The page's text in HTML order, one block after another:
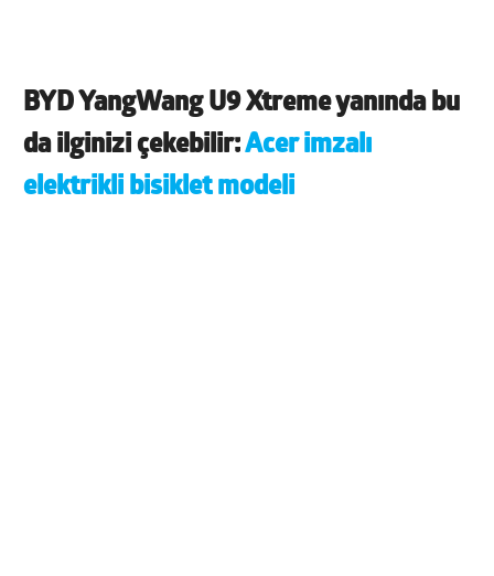
BYD YangWang U9 Xtremeyanında bu
da ilginizi çekebilir:Acer imzalı
elektrikli bisiklet modeli